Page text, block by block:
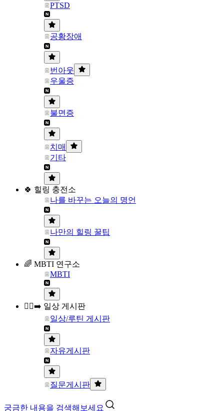
PTSD
공황장애
번아웃
우울증
불면증
치매
기타
🍀 힐링 충전소
나를 바꾸는 오늘의 명언
나만의 힐링 꿀팁
🌈 MBTI 연구소
MBTI
🏃‍♀️‍➡️ 일상 게시판
일상/루틴 게시판
자유게시판
질문게시판
궁금한 내용을 검색해보세요